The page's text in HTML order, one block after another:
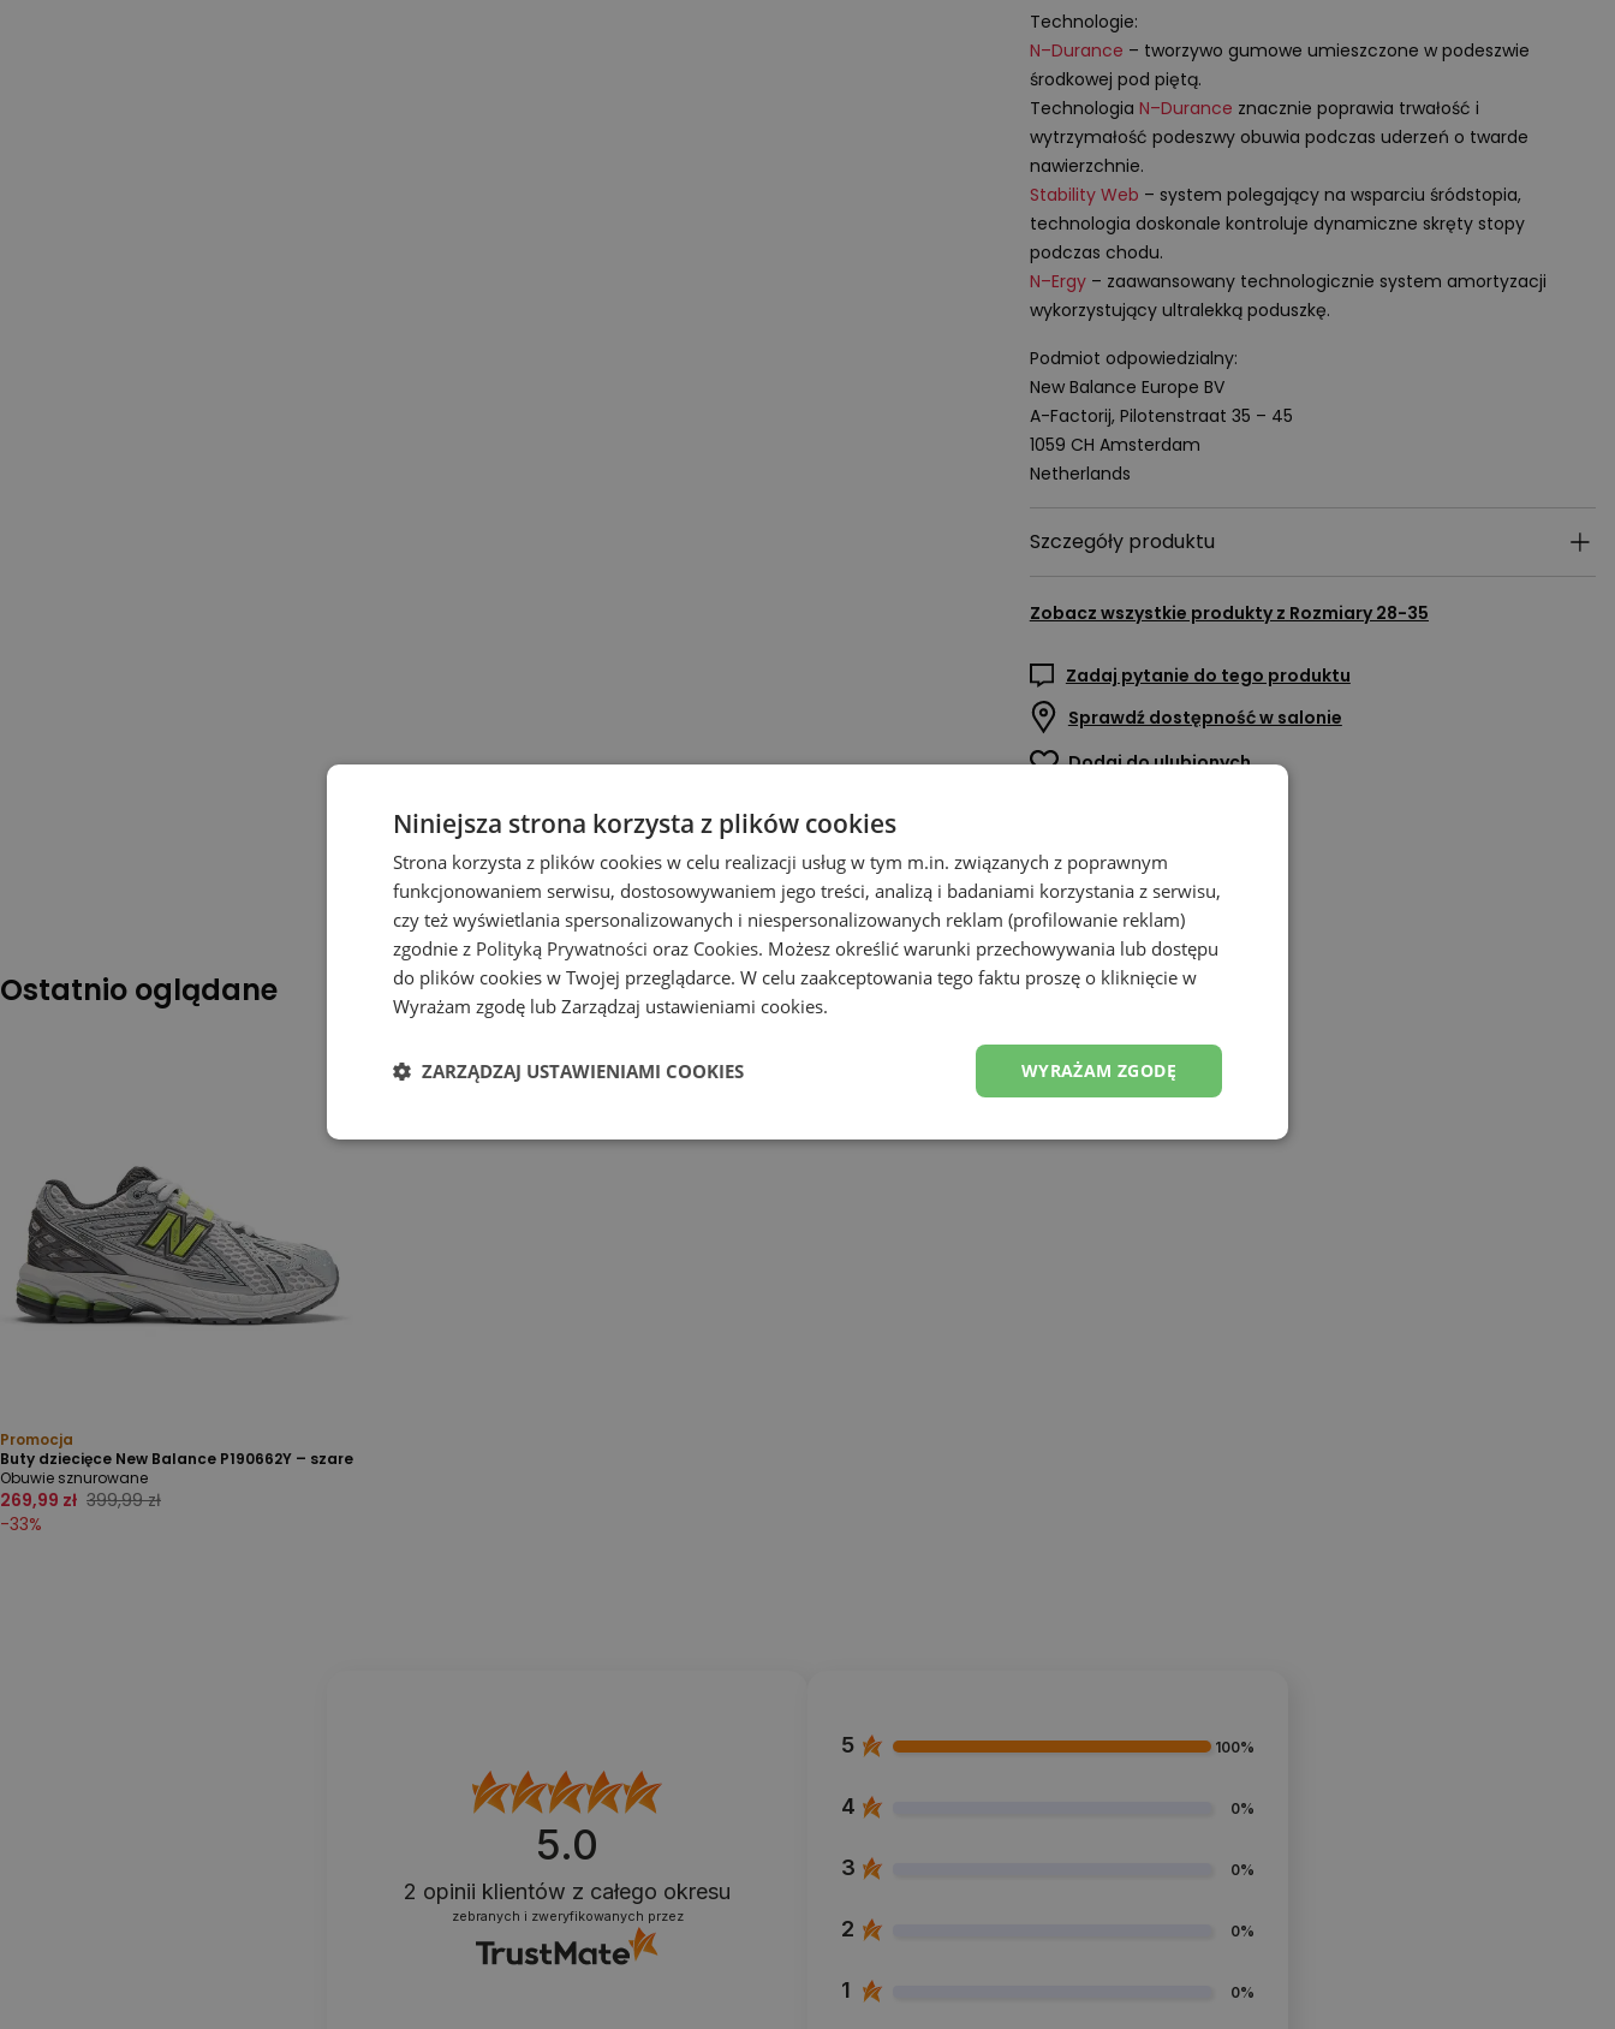
Technologie:
N–Durance – tworzywo gumowe umieszczone w podeszwie
środkowej pod piętą.
Technologia N–Durance znacznie poprawia trwałość i
wytrzymałość podeszwy obuwia podczas uderzeń o twarde
nawierzchnie.
Stability Web – system polegający na wsparciu śródstopia,
technologia doskonale kontroluje dynamiczne skręty stopy
podczas chodu.
N–Ergy– zaawansowany technologicznie system amortyzacji
wykorzystujący ultralekką poduszkę.
Podmiot odpowiedzialny:
New Balance Europe BV
A-Factorij, Pilotenstraat 35 – 45
1059 CH Amsterdam
Netherlands
Szczegóły produktu
Zobacz wszystkie produkty z Rozmiary 28-35
Zadaj pytanie do tego produktu
Sprawdź dostępność w salonie
Dodaj do ulubionych
Ostatnio oglądane
Promocja
Buty dziecięce New Balance P190662Y – szare
Obuwie sznurowane
269,99 zł 399,99 zł
-33%
5.0
2 opinii klientów z całego okresu
zebranych i zweryfikowanych przez
5 100%
4 0%
3 0%
2 0%
1 0%
Niniejsza strona korzysta z plików cookies
Strona korzysta z plików cookies w celu realizacji usług w tym m.in. związanych z poprawnym
funkcjonowaniem serwisu, dostosowywaniem jego treści, analizą i badaniami korzystania z serwisu,
czy też wyświetlania spersonalizowanych i niespersonalizowanych reklam (profilowanie reklam)
zgodnie z Polityką Prywatności oraz Cookies. Możesz określić warunki przechowywania lub dostępu
do plików cookies w Twojej przeglądarce. W celu zaakceptowania tego faktu proszę o kliknięcie w
Wyrażam zgodę lub Zarządzaj ustawieniami cookies.
WYRAŻAM ZGODĘ
ZARZĄDZAJ USTAWIENIAMI COOKIES